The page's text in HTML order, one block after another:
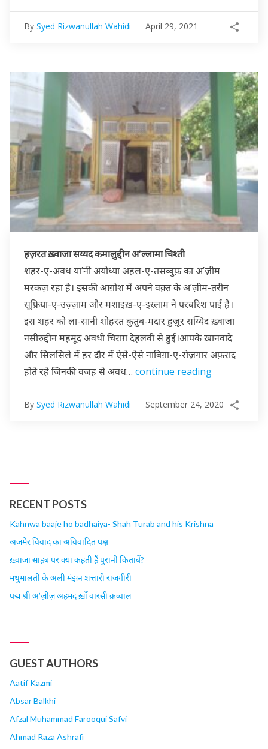
By Syed Rizwanullah Wahidi April 29, 2021
हज़रत ख़्वाजा सय्यद कमालुद्दीन अ’ल्लामा चिश्ती
शहर-ए-अवध या’नी अयोध्या अहल-ए-तसव्वुफ़ का अ’ज़ीम
मरकज़ रहा है। इसकी आग़ोश में अपने वक़्त के अ’ज़ीम-तरीन
सूफ़िया-ए-उज़्ज़ाम और मशाइख़-ए-इस्लाम ने परवरिश पाई है।
इस शहर को ला-सानी शोहरत क़ुतुब-मदार हुज़ूर सय्यिद ख़्वाजा
नसीरुद्दीन महमूद अवधी चिराग़ देहलवी से हुई।आपके ख़ानवादे
और सिलसिले में हर दौर में ऐसे-ऐसे नाबिग़ा-ए-रोज़गार अफ़राद
होते रहे जिनकी वजह से अवध… continue reading
By Syed Rizwanullah Wahidi September 24, 2020
RECENT POSTS
Kahnwa baaje ho badhaiya- Shah Turab and his Krishna
अजमेर विवाद का अविवादित पक्ष
ख़्वाजा साहब पर क्या कहती हैं पुरानी किताबें?
मधुमालती के अली मंझन शत्तारी राजगीरी
पद्म श्री अ’ज़ीज़ अहमद ख़ाँ वारसी क़व्वाल
GUEST AUTHORS
Aatif Kazmi
Absar Balkhi
Afzal Muhammad Farooqui Safvi
Ahmad Raza Ashrafi